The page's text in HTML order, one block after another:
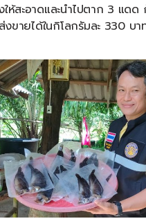
ให้สะอาดและนำไปตาก 3 แดด
งขายได้ในกิโลกรัมละ 330 บา